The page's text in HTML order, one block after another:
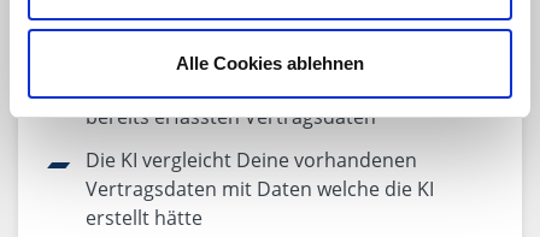
Alle Cookies ablehnen
bereits erfassten Vertragsdaten
Die KI vergleicht Deine vorhandenen
Vertragsdaten mit Daten welche die KI
erstellt hätte